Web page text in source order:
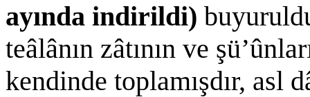
ayında indirildi)
teâlânın zâtının ve
kendinde toplamışdır,